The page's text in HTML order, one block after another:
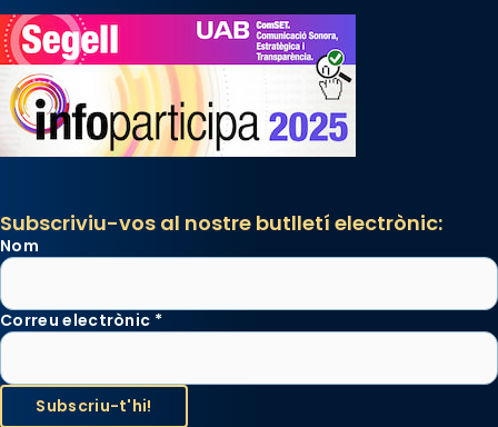
Subscriviu-vos al nostre butlletí electrònic:
Nom
Correu electrònic *